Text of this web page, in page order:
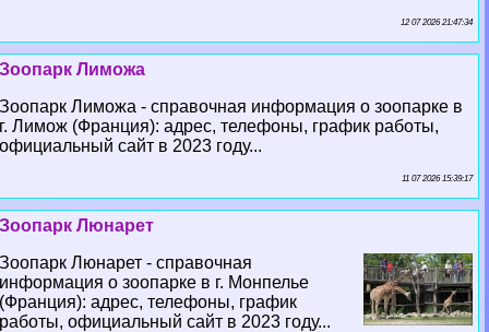
12 07 2026 21:47:34
Зоопарк Лиможа
Зоопарк Лиможа - справочная информация о зоопарке в
г. Лимож (Франция): адрес, телефоны, график работы,
официальный сайт в 2023 году...
11 07 2026 15:39:17
Зоопарк Люнарет
Зоопарк Люнарет - справочная
информация о зоопарке в г. Монпелье
(Франция): адрес, телефоны, график
работы, официальный сайт в 2023 году...